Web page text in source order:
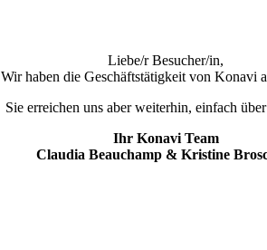
Liebe/r Besucher/in,
Wir haben die Geschäftstätigkeit von Konavi
Sie erreichen uns aber weiterhin, einfach
Ihr Konavi Team
Claudia Beauchamp & Kristine